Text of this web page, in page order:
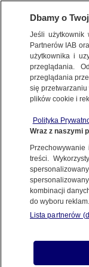
WROCŁAW
trafił do
Oprac.
4.07.2026, 12:33
Posłuchaj
Czyta lektor
Dbamy o
Jeśli
Partnerów IAB
użytkownika i
przeglądania.
przeglądania
się
plików cookie i
Polityka
Wraz z naszymi
treści.
kombinacji
do wyboru reklam.
Lista partnerów